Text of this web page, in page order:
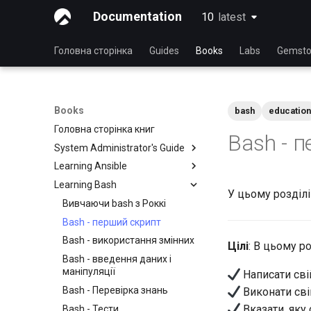
Documentation 10 latest
latest
Головна сторінка Guides Books Labs
Books
Головна сторінка книг
System Administrator's Guide
Вивчаючи Linux з Rocky
Введення в Linux
Команди Linux
Розширені команди Linux
Текстовий редактор VI
Керування користувачами
Файлова система
Менеджер процесів
Learning Ansible
Вивчаючи Ansible з Rocky
Основи Ansible
Ansible. Середній рівень
Керування файлами
Ansible Galaxy
Розгортання за допомогою
Ansistrano
Великомасштабна
Learning Bash
Вивчаючи bash з Роккі
Bash - перший скрипт
Bash - використання змінних
Bash - введення даних і
маніпуляції
Bash - Перевірка знань
Bash - Тести
bash education
Bash -
У цьому
Цілі: В цьому
Написати
Виконати